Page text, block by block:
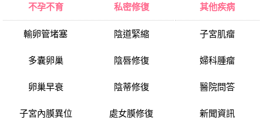
不孕不育
輸卵管堵塞
多囊卵巢
卵巢早衰
子宮內膜異位
私密修復
陰道緊縮
陰唇修復
陰蒂修復
處女膜修復
其他疾病
子宮肌瘤
婦科腫瘤
醫院問答
新聞資訊